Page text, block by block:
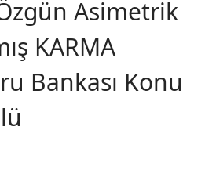
Asimetrik
KARMA
Bankası Konu